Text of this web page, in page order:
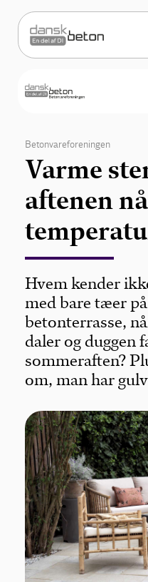
Produkter
Teknik og design
Miljøvaredeklarationer
Publikationer
Om
Betonvareforeningen
Varme
aftenen
Hvem kender
med bare tæer
betonterrasse,
daler og duggen
sommeraften?
om, man har